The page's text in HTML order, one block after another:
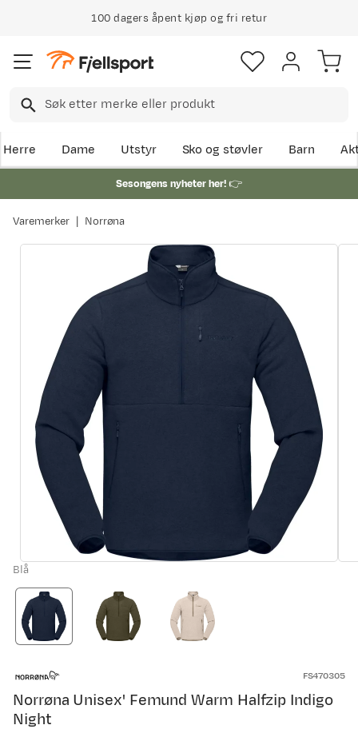
Klimakompensert lynrask levering
Herre Dame Utstyr Sko og støvler Barn
Sesongens nyheter her!👉
Varemerker Norrøna
Blå
FS470305
Norrøna Unisex' Femund Warm Halfzip Indigo
Night